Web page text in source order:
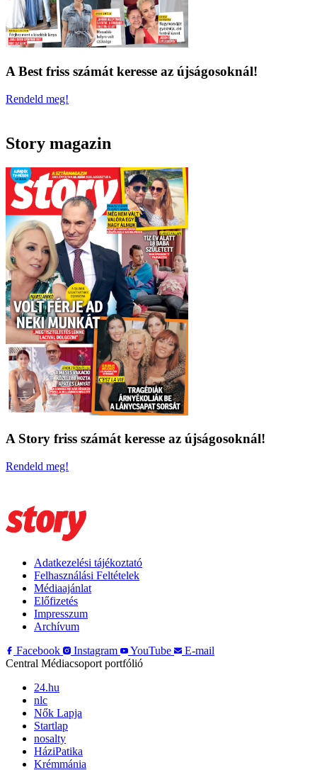
A Best friss számát keresse az újságosoknál!
Rendeld meg!
Story magazin
A Story friss számát keresse az újságosoknál!
Rendeld meg!
Adatkezelési tájékoztató
Felhasználási Feltételek
Médiaajánlat
Előfizetés
Impresszum
Archívum
Facebook
Instagram YouTube
E-mail
Central Médiacsoport portfólió
24.hu
nlc
Nők Lapja
Startlap
nosalty
HáziPatika
Krémmánia